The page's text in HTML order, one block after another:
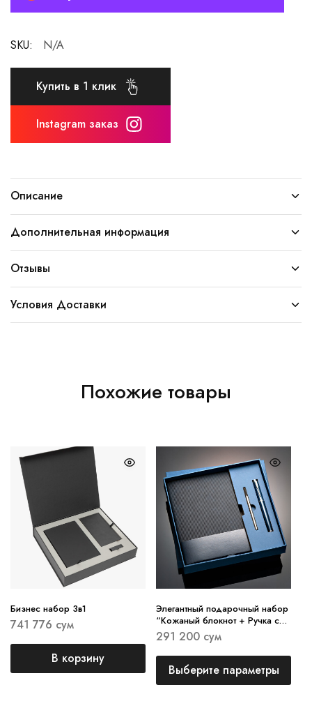
SKU: N/A
Купить в 1 клик
Instagram заказ
Описание
Дополнительная информация
Отзывы
Условия Доставки
Похожие товары
Бизнес набор 3в1
741 776 сум
В корзину
Элегантный подарочный набор
“Кожаный блокнот + Ручка со
сменным стержнем”
291 200 сум
Выберите параметры